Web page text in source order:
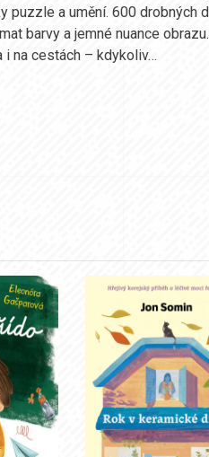
puzzle a umění. 600 drobných
barvy a jemné nuance obrazu.
i na cestách – kdykoliv…